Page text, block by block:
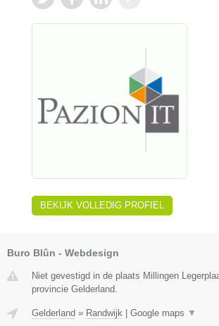
BEKIJK VOLLEDIG PROFIEL
Buro Blûn - Webdesign
Niet gevestigd in de plaats Millingen
provincie Gelderland.
Gelderland » Randwijk Google maps ▼